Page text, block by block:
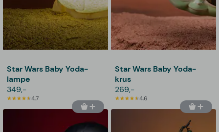
Star Wars Baby Yoda-
lampe
349,-
4,7
Star Wars Baby Yoda-
krus
269,-
4,6